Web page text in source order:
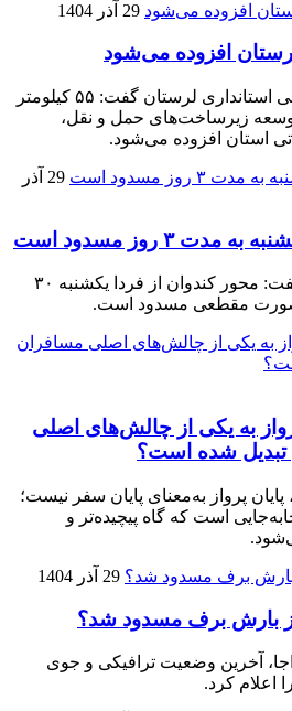
29 آذر 1404
معاون هماهنگی امور عمرانی استانداری لرستان گفت: ۵۵ کیلومتر
زیرساخت‌های حمل و نقل،
استان افزوده می‌شود.
29 آذر
۳ روز مسدود است
رئیس پلیس راه مازندران گفت: محور کندوان از فردا یکشنبه ۳۰
مقطعی مسدود است.
به یکی از چالش‌های اصلی
تبدیل شده است؟
پرواز به‌معنای پایان سفر نیست؛
است که گاه پیچیده‌تر و
29 آذر 1404
بارش برف مسدود شد؟
آخرین وضعیت ترافیکی و جوی
اعلام کرد.